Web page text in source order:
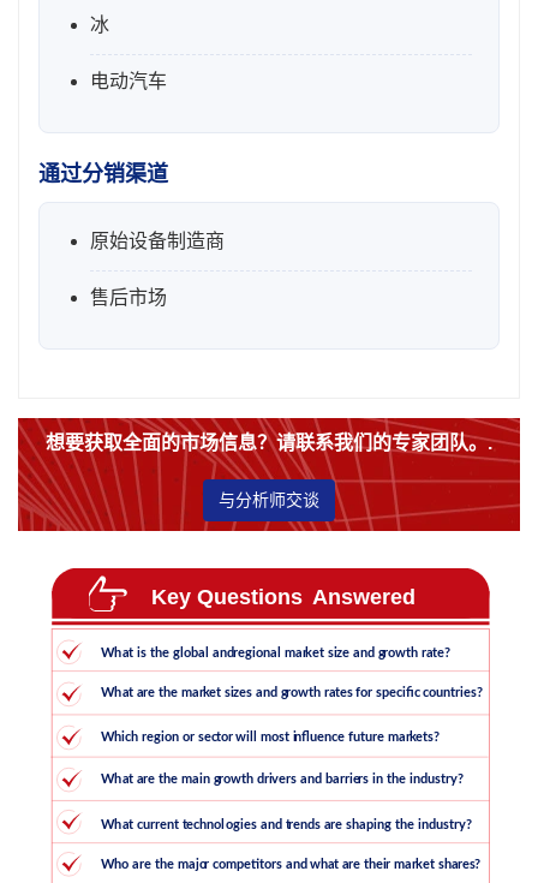
冰
电动汽车
通过分销渠道
原始设备制造商
售后市场
想要获取全面的市场信息？请联系我们的专家团队。.
与分析师交谈